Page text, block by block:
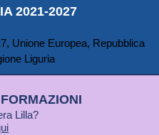
2021-2027
Lilla?